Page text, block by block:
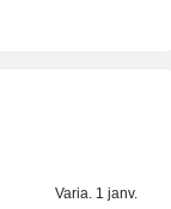
Varia. 1 janv.